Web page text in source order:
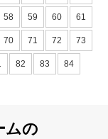
58 59 60 61
70 71 72 73
82 83 84
ムの